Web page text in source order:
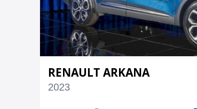
RENAULT ARKANA
2023